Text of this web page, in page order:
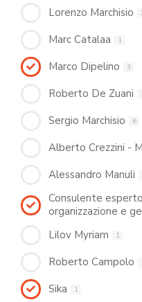
Lorenzo Marchisio
Marc Catalaa 1
Marco Dipelino 3
Roberto De Zuani
Sergio Marchisio 6
Alberto Crezzini -
Alessandro Manuli
Consulente
organizzazione e
Lilov Myriam 1
Roberto Campolo
Sika 1